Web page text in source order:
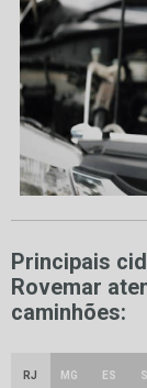
Principais
Rovemar
caminhões:
RJ MG ES